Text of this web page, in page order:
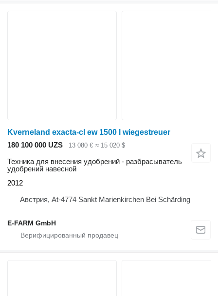
Kverneland exacta-cl ew 1500 l wiegestreuer
180 100 000 UZS
13 080 € ≈ 15 020 $
Техника для внесения удобрений - разбрасыватель
удобрений навесной
2012
Австрия, At-4774 Sankt Marienkirchen Bei Schärding
E-FARM GmbH